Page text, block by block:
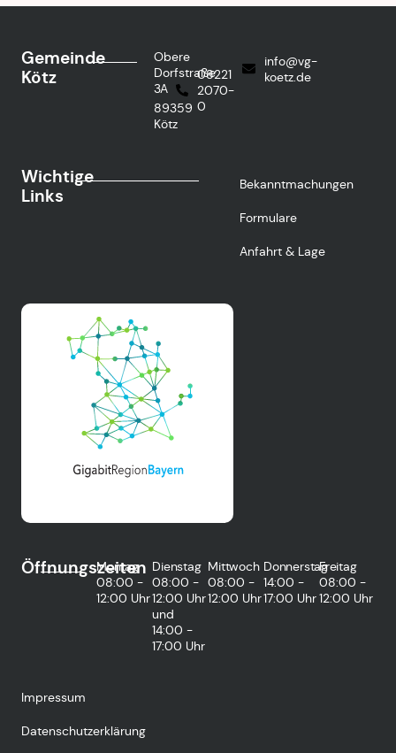
Gemeinde
Kötz
Obere
Dorfstraße
3A
89359
Kötz
08221
2070-
0
info@vg-
koetz.de
Wichtige
Links
Bekanntmachungen
Formulare
Anfahrt & Lage
Öffnungszeiten
Montag
08:00 -
12:00 Uhr
Dienstag
08:00 -
12:00 Uhr
und
14:00 -
17:00 Uhr
Mittwoch
08:00 -
12:00 Uhr
Donnerstag
14:00 -
17:00 Uhr
Freitag
08:00 -
12:00 Uhr
Impressum
Datenschutzerklärung